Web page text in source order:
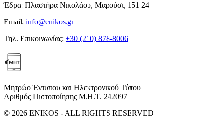
Έδρα: Πλαστήρα Νικολάου, Μαρούσι, 151 24
Email: info@enikos.gr
Τηλ. Επικοινωνίας: +30 (210) 878-8006
Μητρώο Έντυπου και Ηλεκτρονικού Τύπου
Αριθμός Πιστοποίησης Μ.Η.Τ. 242097
© 2026 ENIKOS - ALL RIGHTS RESERVED